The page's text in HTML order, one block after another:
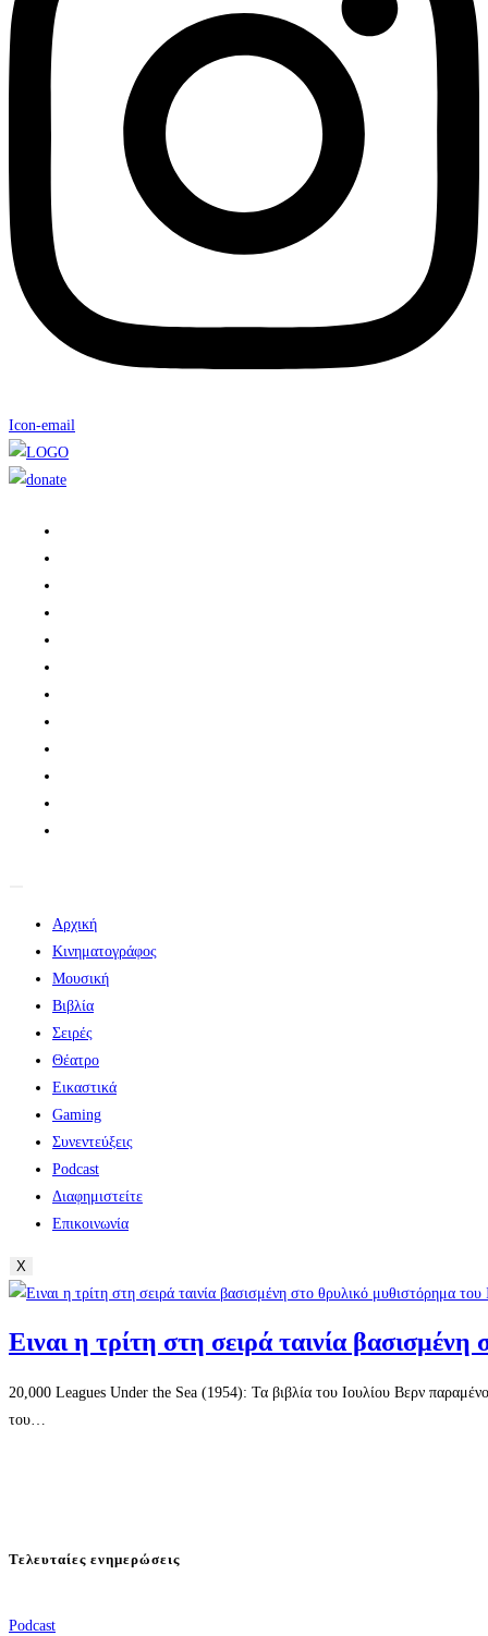
Icon-email
Αρχική
Κινηματογράφος
Μουσική
Βιβλία
Σειρές
Θέατρο
Εικαστικά
Gaming
Συνεντεύξεις
Podcast
Διαφημιστείτε
Επικοινωνία
X
Eιναι η τρίτη στη σειρά ταινία
20,000 Leagues Under the Sea (1954): Τα βιβλία του Ιουλίου Βερν
του…
Τελευταίες ενημερώσεις
Podcast